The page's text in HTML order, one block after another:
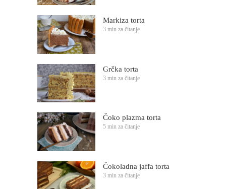
Markiza torta
3 min za čitanje
Grčka torta
3 min za čitanje
Čoko plazma torta
5 min za čitanje
Čokoladna jaffa torta
3 min za čitanje